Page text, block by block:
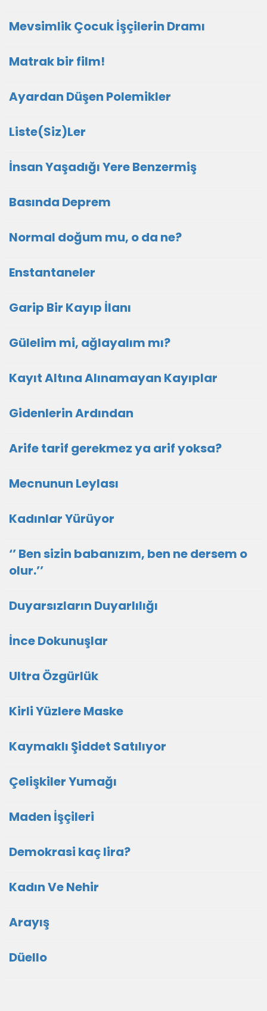
Mevsimlik Çocuk İşçilerin Dramı
Matrak bir film!
Ayardan Düşen Polemikler
Liste(Siz)Ler
İnsan Yaşadığı Yere Benzermiş
Basında Deprem
Normal doğum mu, o da ne?
Enstantaneler
Garip Bir Kayıp İlanı
Gülelim mi, ağlayalım mı?
Kayıt Altına Alınamayan Kayıplar
Gidenlerin Ardından
Arife tarif gerekmez ya arif yoksa?
Mecnunun Leylası
Kadınlar Yürüyor
‘’ Ben sizin babanızım, ben ne dersem o
olur.’’
Duyarsızların Duyarlılığı
İnce Dokunuşlar
Ultra Özgürlük
Kirli Yüzlere Maske
Kaymaklı Şiddet Satılıyor
Çelişkiler Yumağı
Maden İşçileri
Demokrasi kaç lira?
Kadın Ve Nehir
Arayış
Düello